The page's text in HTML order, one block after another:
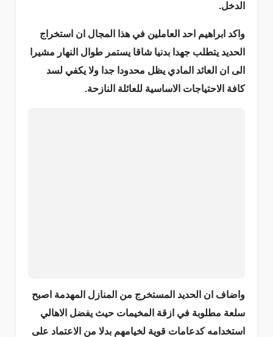
الدخل.
واكد ابراهيم احد العاملين في هذا المجال ان استخراج
الحديد يتطلب جهدا بدنيا شاقا يستمر طوال النهار مشيرا
الى ان العائد المادي يظل محدودا جدا ولا يكفي لسد
كافة الاحتياجات الاساسية للعائلة النازحة.
واضاف ان الحديد المستخرج من المنازل المهدمة اصبح
سلعة مطلوبة في ازقة المخيمات حيث يفضل الاهالي
استخدامه كدعامات قوية لخيامهم بدلا من الاعتماد على